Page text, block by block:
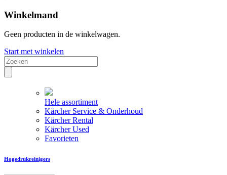
Winkelmand
Geen producten in de winkelwagen.
Start met winkelen
Hele assortiment
Kärcher Service & Onderhoud
Kärcher Rental
Kärcher Used
Favorieten
Hogedrukreinigers